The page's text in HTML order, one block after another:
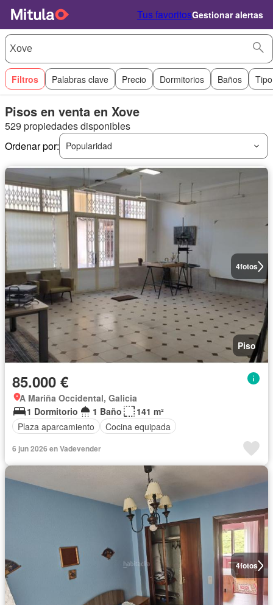
Tus favoritosGestionar alertas
Filtros Palabras clave Precio Dormitorios Baños
Pisos en venta en Xove
529 propiedades disponibles
Ordenar por:
Popularidad
4fotos
Piso
85.000 €
A Mariña Occidental, Galicia
1 Dormitorio
1 Baño
141 m²
Plaza aparcamiento
Cocina equipada
6 jun 2026 en Vadevender
4fotos